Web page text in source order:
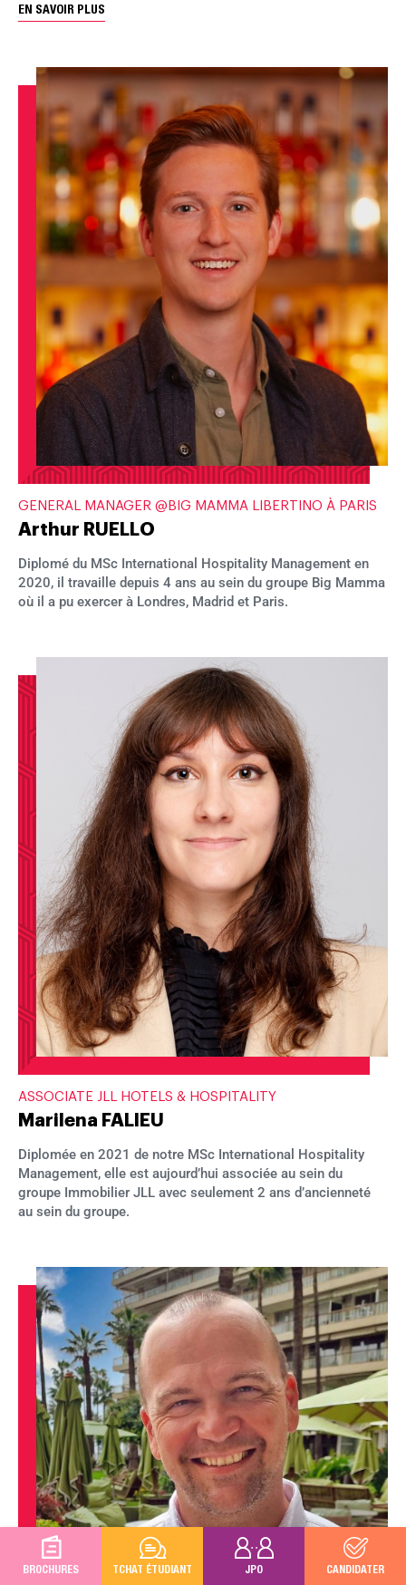
BROCHURES TCHAT ÉTUDIANT JPO CANDIDATER
EN SAVOIR PLUS
GENERAL MANAGER @BIG MAMMA LIBERTINO À PARIS
Arthur RUELLO
Diplomé du MSc International Hospitality Management en
2020, il travaille depuis 4 ans au sein du groupe Big Mamma
où il a pu exercer à Londres, Madrid et Paris.
ASSOCIATE JLL HOTELS & HOSPITALITY
Marilena FALIEU
Diplomée en 2021 de notre MSc International Hospitality
Management, elle est aujourd’hui associée au sein du
groupe Immobilier JLL avec seulement 2 ans d’ancienneté
au sein du groupe.